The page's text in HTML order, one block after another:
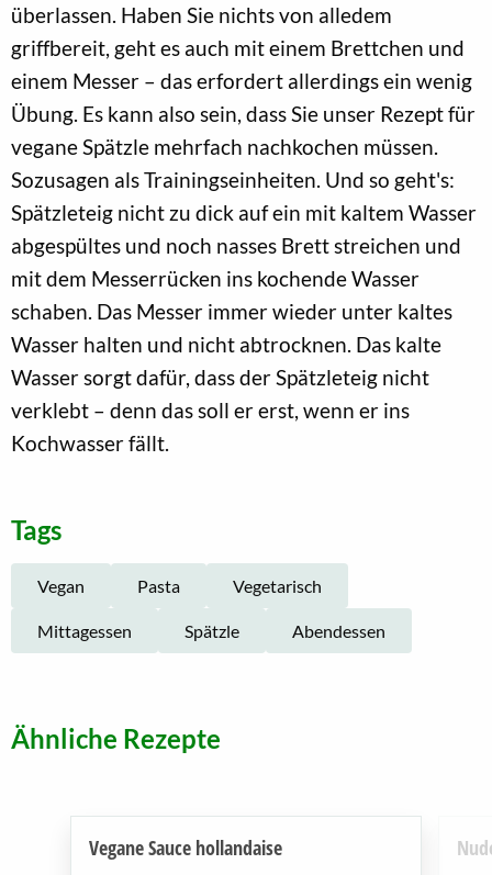
überlassen. Haben Sie nichts von alledem
griffbereit, geht es auch mit einem Brettchen und
einem Messer – das erfordert allerdings ein wenig
Übung. Es kann also sein, dass Sie unser Rezept für
vegane Spätzle mehrfach nachkochen müssen.
Sozusagen als Trainingseinheiten. Und so geht's:
Spätzleteig nicht zu dick auf ein mit kaltem Wasser
abgespültes und noch nasses Brett streichen und
mit dem Messerrücken ins kochende Wasser
schaben. Das Messer immer wieder unter kaltes
Wasser halten und nicht abtrocknen. Das kalte
Wasser sorgt dafür, dass der Spätzleteig nicht
verklebt – denn das soll er erst, wenn er ins
Kochwasser fällt.
Tags
Vegan Pasta Vegetarisch
Mittagessen Spätzle Abendessen
Ähnliche Rezepte
Vegane Sauce hollandaise